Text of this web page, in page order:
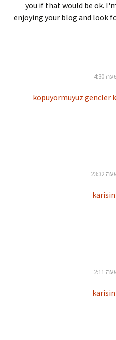
you if that would be ok.
enjoying your blog and look
kopuyormuyuz gencler